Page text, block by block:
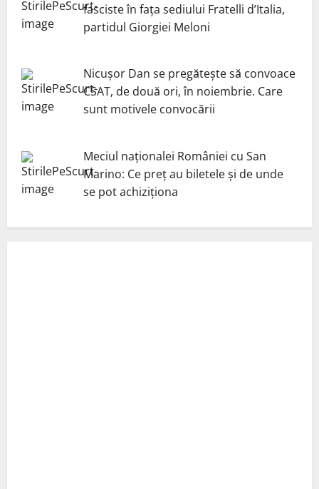
fasciste în fața sediului Fratelli d’Italia,
partidul Giorgiei Meloni
Nicuşor Dan se pregăteşte să convoace
CSAT, de două ori, în noiembrie. Care
sunt motivele convocării
Meciul naționalei României cu San
Marino: Ce preț au biletele și de unde
se pot achiziționa